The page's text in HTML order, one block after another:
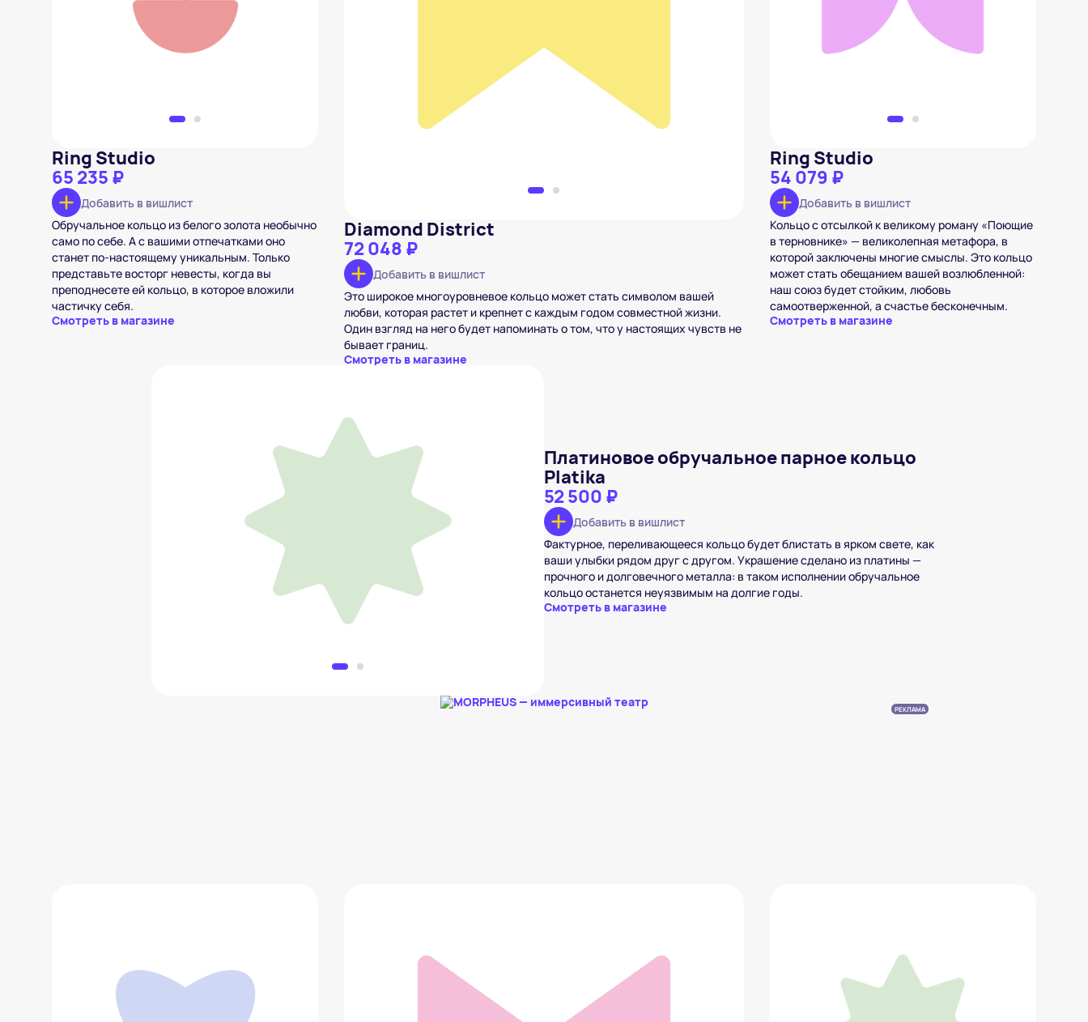
Ring Studio
65 235 ₽
Добавить в вишлист
Обручальное кольцо из белого золота необычно
само по себе. А с вашими отпечатками оно
станет по-настоящему уникальным. Только
представьте восторг невесты, когда вы
преподнесете ей кольцо, в которое вложили
частичку себя.
Смотреть в магазине
Добавить в вишлист
Diamond District
72 048 ₽
Добавить в вишлист
Это широкое многоуровневое кольцо может стать символом вашей
любви, которая растет и крепнет с каждым годом совместной жизни.
Один взгляд на него будет напоминать о том, что у настоящих чувств не
бывает границ.
Смотреть в магазине
Добавить в вишлист
Ring Studio
54 079 ₽
Добавить в вишлист
Кольцо с отсылкой к великому роману «Поющие
в терновнике» — великолепная метафора, в
которой заключены многие смыслы. Это кольцо
может стать обещанием вашей возлюбленной:
наш союз будет стойким, любовь
самоотверженной, а счастье бесконечным.
Смотреть в магазине
Платиновое обручальное парное кольцо Platika
Платиновое обручальное парное кольцо
Platika
52 500 ₽
Добавить в вишлист
Фактурное, переливающееся кольцо будет блистать в ярком свете, как
ваши улыбки рядом друг с другом. Украшение сделано из платины —
прочного и долговечного металла: в таком исполнении обручальное
кольцо останется неуязвимым на долгие годы.
Смотреть в магазине
РЕКЛАМА